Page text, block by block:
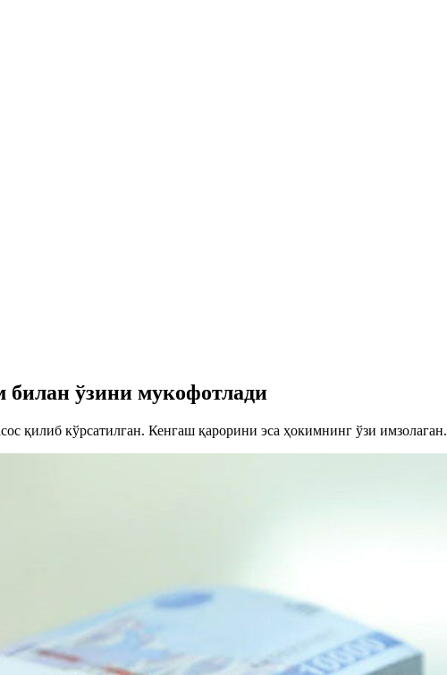
ўзини мукофотлади
қилиб кўрсатилган. Кенгаш қарорини эса ҳокимнинг ўзи имзолаган.